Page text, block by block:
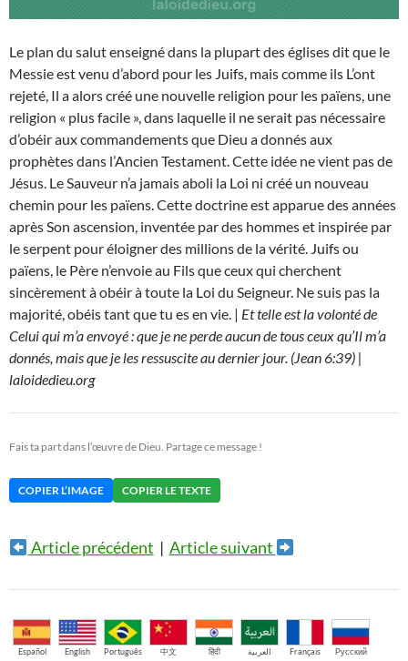
Le plan du salut enseigné dans la plupart des églises dit que le
Messie est venu d’abord pour les Juifs, mais comme ils L’ont
rejeté, Il a alors créé une nouvelle religion pour les païens, une
religion « plus facile », dans laquelle il ne serait pas nécessaire
d’obéir aux commandements que Dieu a donnés aux
prophètes dans l’Ancien Testament. Cette idée ne vient pas de
Jésus. Le Sauveur n’a jamais aboli la Loi ni créé un nouveau
chemin pour les païens. Cette doctrine est apparue des années
après Son ascension, inventée par des hommes et inspirée par
le serpent pour éloigner des millions de la vérité. Juifs ou
païens, le Père n’envoie au Fils que ceux qui cherchent
sincèrement à obéir à toute la Loi du Seigneur. Ne suis pas la
majorité, obéis tant que tu es en vie. | Et telle est la volonté de
Celui qui m’a envoyé : que je ne perde aucun de tous ceux qu’Il m’a
donnés, mais que je les ressuscite au dernier jour. (Jean 6:39) |
laloidedieu.org
Fais ta part dans l’œuvre de Dieu. Partage ce message !
COPIER L’IMAGE COPIER LE TEXTE
Article précédent | Article suivant
Español English Português 中文 हिंदी العربية Français Русский